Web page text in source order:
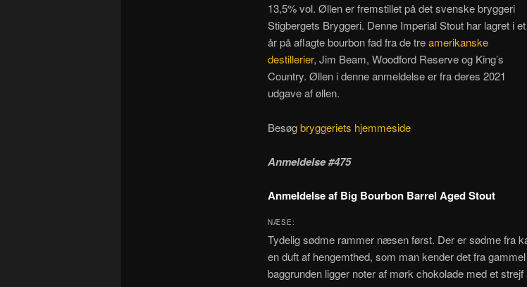
13,5% vol. Øllen er fremstillet på det svenske bryggeri
Stigbergets Bryggeri. Denne Imperial Stout har lagret i et
år på aflagte bourbon fad fra de treamerikanske
destillerier, Jim Beam, Woodford Reserve og King’s
Country. Øllen i denne anmeldelse er fra deres 2021
udgave af øllen.
Besøgbryggeriets hjemmeside
Anmeldelse #475
Anmeldelse af Big Bourbon Barrel Aged Stout
NÆSE:
Tydelig sødme rammer næsen først. Der er sødme fra
en duft af hengemthed, som man kender det fra
baggrunden ligger noter af mørk chokolade med et